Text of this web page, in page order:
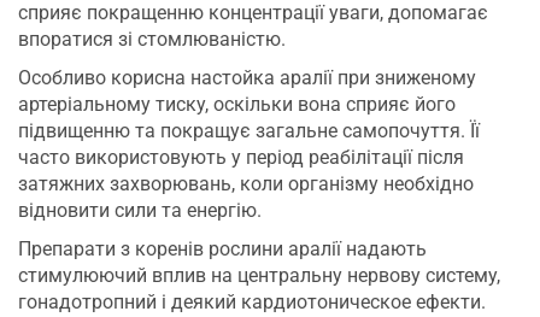
сприяє покращенню концентрації уваги, допомагає
впоратися зі стомлюваністю.
Особливо корисна настойка аралії при зниженому
артеріальному тиску, оскільки вона сприяє його
підвищенню та покращує загальне самопочуття. Її
часто використовують у період реабілітації після
затяжних захворювань, коли організму необхідно
відновити сили та енергію.
Препарати з коренів рослини аралії надають
стимулюючий вплив на центральну нервову систему,
гонадотропний і деякий кардиотоническое ефекти.